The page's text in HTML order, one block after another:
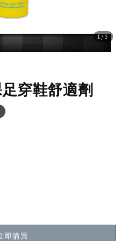
1/3
足穿鞋舒適劑
即購買